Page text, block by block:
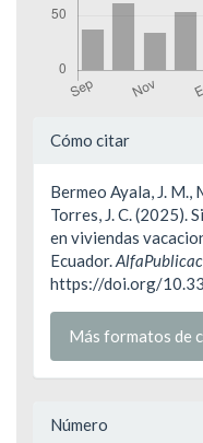
Detalles
artículo
Cómo citar
Bermeo Ayala, J. M.,
Torres, J. C. (2025).
en viviendas
Ecuador.
https://doi.org/
Más formatos de
Número